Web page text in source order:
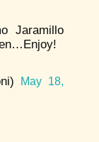
Jaramillo
May 18,